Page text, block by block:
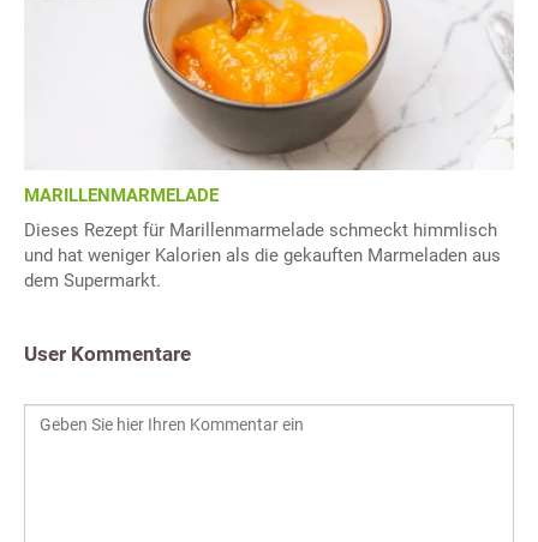
MARILLENMARMELADE
Dieses Rezept für Marillenmarmelade schmeckt himmlisch
und hat weniger Kalorien als die gekauften Marmeladen aus
dem Supermarkt.
User Kommentare